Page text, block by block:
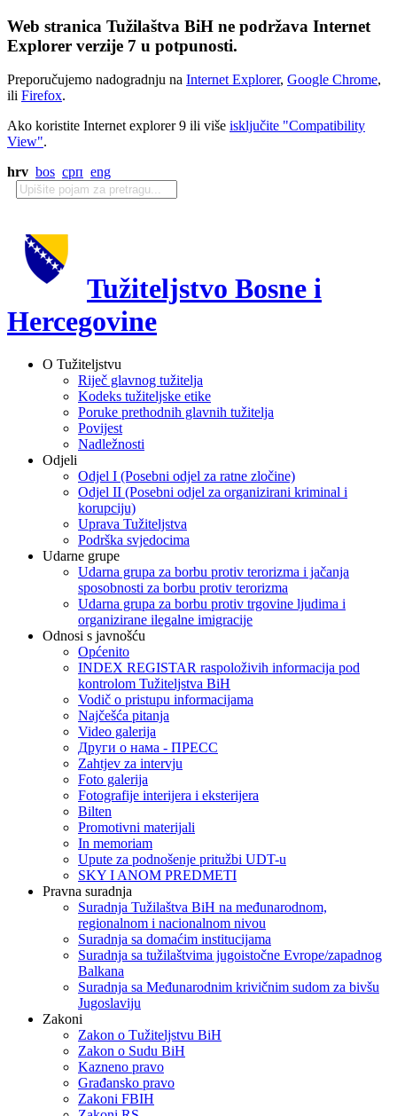
Web stranica Tužilaštva BiH ne podržava Internet
Explorer verzije 7 u potpunosti.
Preporučujemo nadogradnju na Internet Explorer, Google Chrome,
ili Firefox.
Ako koristite Internet explorer 9 ili više isključite "Compatibility
View".
hrv bos срп eng
Tužiteljstvo Bosne i
Hercegovine
O Tužiteljstvu
Riječ glavnog tužitelja
Kodeks tužiteljske etike
Poruke prethodnih glavnih tužitelja
Povijest
Nadležnosti
Odjeli
Odjel I (Posebni odjel za ratne zločine)
Odjel II (Posebni odjel za organizirani kriminal i
korupciju)
Uprava Tužiteljstva
Podrška svjedocima
Udarne grupe
Udarna grupa za borbu protiv terorizma i jačanja
sposobnosti za borbu protiv terorizma
Udarna grupa za borbu protiv trgovine ljudima i
organizirane ilegalne imigracije
Odnosi s javnošću
Općenito
INDEX REGISTAR raspoloživih informacija pod
kontrolom Tužiteljstva BiH
Vodič o pristupu informacijama
Najčešća pitanja
Video galerija
Други о нама - ПРЕСC
Zahtjev za intervju
Foto galerija
Fotografije interijera i eksterijera
Bilten
Promotivni materijali
In memoriam
Upute za podnošenje pritužbi UDT-u
SKY I ANOM PREDMETI
Pravna suradnja
Suradnja Tužilaštva BiH na međunarodnom,
regionalnom i nacionalnom nivou
Suradnja sa domaćim institucijama
Suradnja sa tužilaštvima jugoistočne Evrope/zapadnog
Balkana
Suradnja sa Međunarodnim krivičnim sudom za bivšu
Jugoslaviju
Zakoni
Zakon o Тužiteljstvu BiH
Zakon o Sudu BiH
Kazneno pravo
Građansko pravo
Zakoni FBIH